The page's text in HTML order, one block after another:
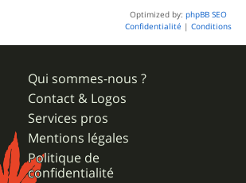
Optimized by: phpBB SEO
Confidentialité | Conditions
Qui sommes-nous ?
Contact & Logos
Services pros
Mentions légales
Politique de
confidentialité